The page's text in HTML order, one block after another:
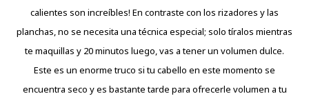
calientes son increíbles! En contraste con los rizadores y las
planchas, no se necesita una técnica especial; solo tíralos mientras
te maquillas y 20 minutos luego, vas a tener un volumen dulce.
Este es un enorme truco si tu cabello en este momento se
encuentra seco y es bastante tarde para ofrecerle volumen a tu